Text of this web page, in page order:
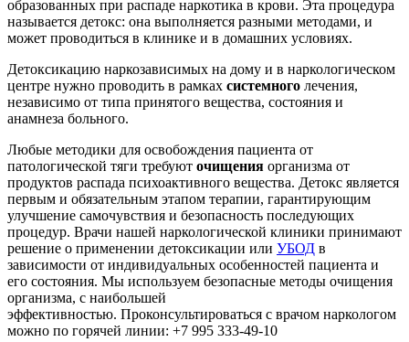
образованных при распаде наркотика в крови. Эта процедура
называется детокс: она выполняется разными методами, и
может проводиться в клинике и в домашних условиях.
Детоксикацию наркозависимых на дому и в наркологическом
центре нужно проводить в рамках системного лечения,
независимо от типа принятого вещества, состояния и
анамнеза больного.
Любые методики для освобождения пациента от
патологической тяги требуют очищения организма от
продуктов распада психоактивного вещества. Детокс является
первым и обязательным этапом терапии, гарантирующим
улучшение самочувствия и безопасность последующих
процедур. Врачи нашей наркологической клиники принимают
решение о применении детоксикации или УБОД в
зависимости от индивидуальных особенностей пациента и
его состояния. Мы используем безопасные методы очищения
организма, с наибольшей
эффективностью. Проконсультироваться с врачом наркологом
можно по горячей линии: +7 995 333-49-10